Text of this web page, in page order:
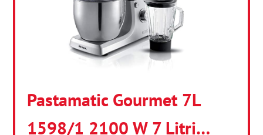
Pastamatic Gourmet 7L
1598/1 2100 W 7 Litri…